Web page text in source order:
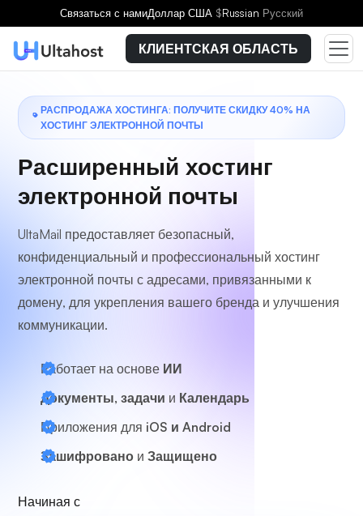
Связаться с намиДоллар США $Russian Русский
КЛИЕНТСКАЯ ОБЛАСТЬ
РАСПРОДАЖА ХОСТИНГА: ПОЛУЧИТЕ СКИДКУ 40% НА
ХОСТИНГ ЭЛЕКТРОННОЙ ПОЧТЫ
Расширенный хостинг
электронной почты
UltaMail предоставляет безопасный,
конфиденциальный и профессиональный хостинг
электронной почты с адресами, привязанными к
домену, для укрепления вашего бренда и улучшения
коммуникации.
Работает на основе ИИ
Документы, задачи и Календарь
Приложения для iOS и Android
Зашифровано и Защищено
Начиная с